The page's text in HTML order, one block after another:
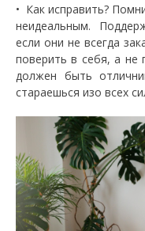
• Как исправить?
неидеальным.
если они не всегда
поверить в себя, а не
должен быть
стараешься изо всех